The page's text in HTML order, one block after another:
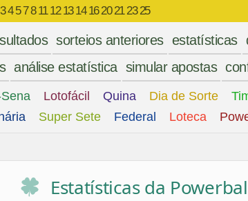
4 5 7 8 11 12 13 14 16 20 21 23 25
sorteios anteriores estatísticas
análise estatística simular apostas
Lotofácil Quina Dia de Sorte
Super Sete Federal Loteca
Estatísticas da